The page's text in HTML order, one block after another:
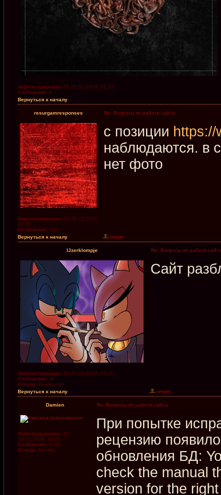
Зарегистрирован: Пт 01.01.2016, 01:37
Сообщения: 4
Вернуться к началу
resurgamresponses Re: Вопросы по работе сайта
Зарегистрирован: Пт 04.12.2020,
22:35
Сообщения: 161
с позиции https://
наблюдаются. в
нет фото
Вернуться к началу
IJzerklompje Re: Вопросы по работе
Зарегистрирован: Пт 24.02.2023, 19:11
Сообщения: 46
Откуда: Венгерово
Сайт
Вернуться к началу
Damien Re: Вопросы по работе сайта
Зарегистрирован: Вт
15.01.2008, 18:00
Сообщения: 4048
Откуда: Москва
При попытке
рецензию
обновления БД:
check the manual
version for the